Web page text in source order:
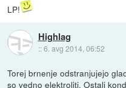
LP!
Highlag
::6. avg 2014, 06:52
Torej brnenje odstranjujejo
so vedno elektroliti. Ostali